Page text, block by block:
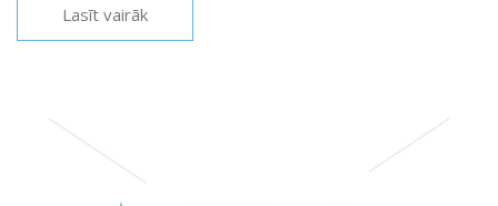
Lasīt vairāk